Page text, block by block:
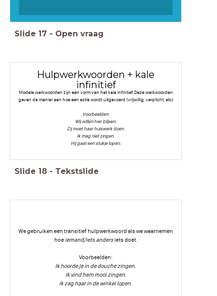
Slide 17 - Open vraag
Hulpwerkwoorden + kale
infinitief
Modale werkwoorden zijn een vorm van het kale infintief. Deze werkwoorden
geven de manier aan hoe een actie wordt uitgevoerd (vrijwillig, verplicht, etc)
Voorbeelden:
Wij willen hier blijven.
Zij moet haar huiswerk doen.
Ik mag niet zingen.
Hij gaat een stukje lopen.
Slide 18 - Tekstslide
We gebruiken een transitief hulpwerkwoord als we waarnemen
hoe iemand/iets andersiets doet.
Voorbeelden:
Ik hoorde je in de douche zingen.
Ik vind hem mooi zingen.
Ik zag haar in de winkel lopen.